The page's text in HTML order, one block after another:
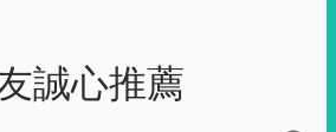
誠心推薦